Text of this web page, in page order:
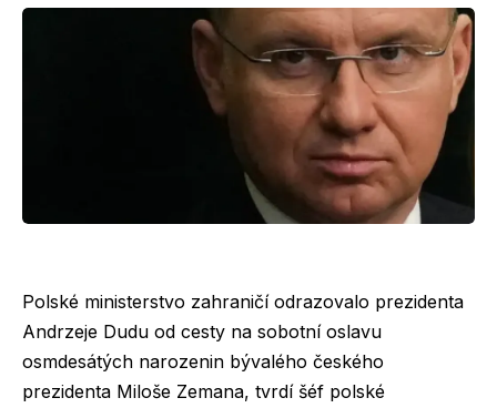
Polské ministerstvo zahraničí odrazovalo prezidenta
Andrzeje Dudu od cesty na sobotní oslavu
osmdesátých narozenin bývalého českého
prezidenta Miloše Zemana, tvrdí šéf polské